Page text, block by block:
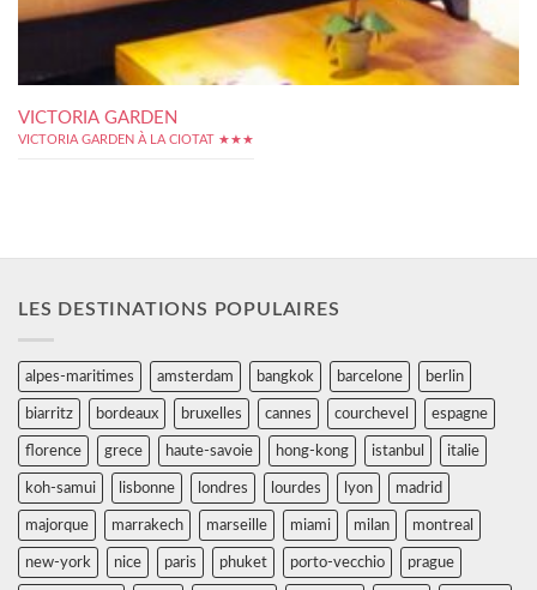
VICTORIA GARDEN
VICTORIA GARDEN À LA CIOTAT ★★★
LES DESTINATIONS POPULAIRES
alpes-maritimes amsterdam bangkok barcelone berlin
biarritz bordeaux bruxelles cannes courchevel espagne
florence grece haute-savoie hong-kong istanbul italie
koh-samui lisbonne londres lourdes lyon madrid
majorque marrakech marseille miami milan montreal
new-york nice paris phuket porto-vecchio prague